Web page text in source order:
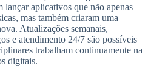
lançar aplicativos que não apenas
mas também criaram uma
Atualizações semanais,
e atendimento 24/7 são possíveis
trabalham continuamente na
digitais.